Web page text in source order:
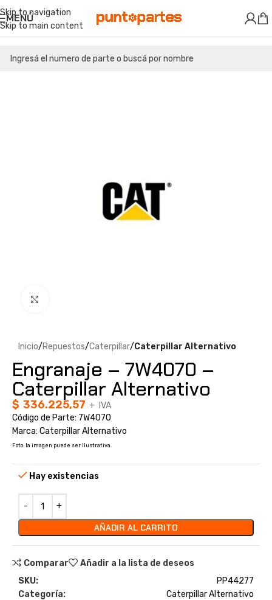
Skip to navigation
Skip to main content
MENÚ
Inicio Repuestos Caterpillar Caterpillar Alternativo
Engranaje – 7W4070 –
Caterpillar Alternativo
$ 336.225,57 + IVA
Código de Parte: 7W4070
Marca: Caterpillar Alternativo
Foto: la imagen puede ser Ilustrativa.
Hay existencias
AÑADIR AL CARRITO
Comparar
Añadir a la lista de deseos
SKU:
PP44277
Categoría:
Caterpillar Alternativo